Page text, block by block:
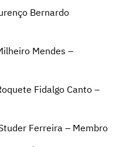
Bernardo
Mendes –
Fidalgo Canto –
Ferreira – Membro